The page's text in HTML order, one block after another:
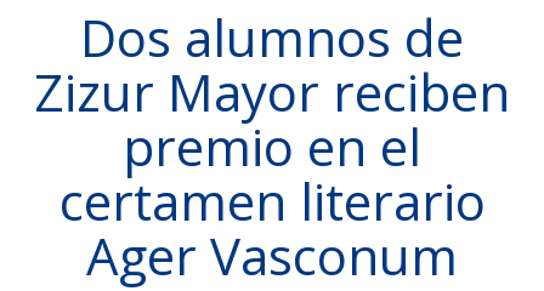
Dos alumnos de
Zizur Mayor reciben
premio en el
certamen literario
Ager Vasconum